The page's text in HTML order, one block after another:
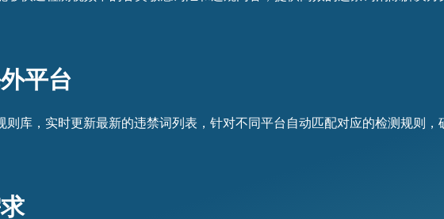
平台
库，实时更新最新的违禁词列表，针对不同平台自动匹配对应的检测规则，